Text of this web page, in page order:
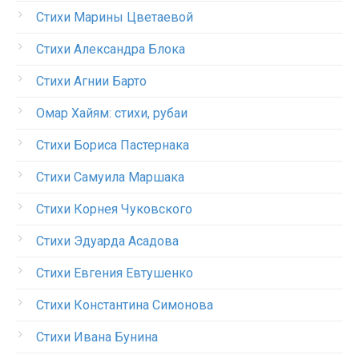
Стихи Марины Цветаевой
Стихи Александра Блока
Стихи Агнии Барто
Омар Хайям: стихи, рубаи
Стихи Бориса Пастернака
Стихи Самуила Маршака
Стихи Корнея Чуковского
Стихи Эдуарда Асадова
Стихи Евгения Евтушенко
Стихи Константина Симонова
Стихи Ивана Бунина